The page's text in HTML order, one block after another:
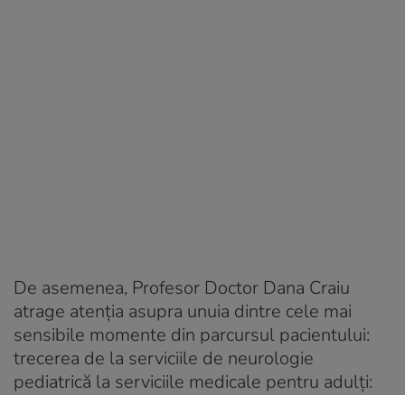
De asemenea, Profesor Doctor Dana Craiu
atrage atenția asupra unuia dintre cele mai
sensibile momente din parcursul pacientului:
trecerea de la serviciile de neurologie
pediatrică la serviciile medicale pentru adulți: